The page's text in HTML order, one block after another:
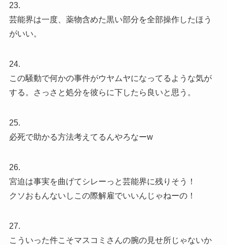
23.
芸能界は一度、薬物含めた黒い部分を全部操作したほう
がいい。
24.
この騒動で何かの事件がウヤムヤになってるような気が
する。さっさと処分を彼らに下したら良いと思う。
25.
必死で助かる方法考えてるんやろなーw
26.
宮迫は事実を曲げてシレーっと芸能界に残りそう！
クソおもんないしこの際解雇でいいんじゃねーの！
27.
こういった件こそマスコミさんの腕の見せ所じゃないか